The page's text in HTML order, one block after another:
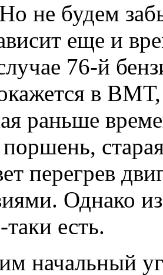
не будем
еще и
76-й
в
раньше
поршень,
перегрев
Однако
есть.
начальный